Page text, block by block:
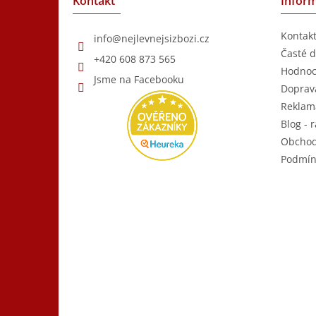
info@nejlevnejsizbozi.cz
+420 608 873 565
Jsme na Facebooku
Časté
Blog -